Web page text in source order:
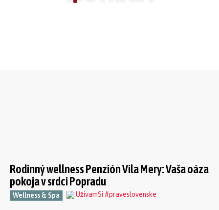
Rodinný wellness Penzión Vila Mery: Vaša oáza
pokoja v srdci Popradu
Wellness & Spa